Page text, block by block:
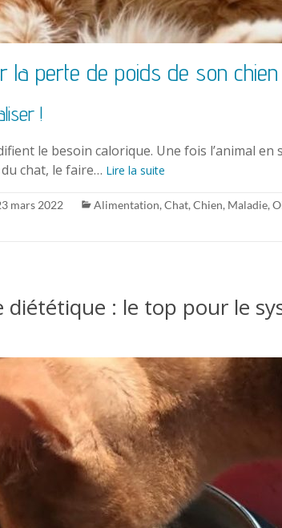
la perte de poids de son
!
le besoin calorique. Une fois l’animal
chat, le faire… Lire la suite
mars 2022 Alimentation, Chat, Chien, Maladie,
diététique : le top pour le